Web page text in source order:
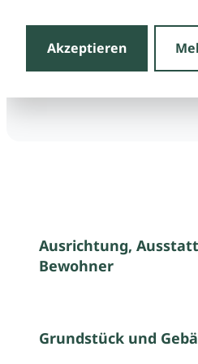
Akzeptieren
Ausrichtung,
Bewohner
Grundstück und